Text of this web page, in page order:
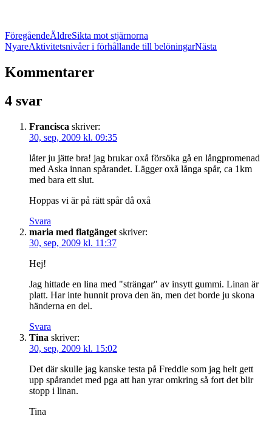
FöregåendeÄldreSikta mot stjärnorna
NyareAktivitetsnivåer i förhållande till belöningarNästa
Kommentarer
4 svar
Francisca skriver:
30, sep, 2009 kl. 09:35
låter ju jätte bra! jag brukar oxå försöka gå en långpromenad
med Aska innan spårandet. Lägger oxå långa spår, ca 1km
med bara ett slut.
Hoppas vi är på rätt spår då oxå
Svara
maria med flatgänget skriver:
30, sep, 2009 kl. 11:37
Hej!
Jag hittade en lina med "strängar" av insytt gummi. Linan är
platt. Har inte hunnit prova den än, men det borde ju skona
händerna en del.
Svara
Tina skriver:
30, sep, 2009 kl. 15:02
Det där skulle jag kanske testa på Freddie som jag helt gett
upp spårandet med pga att han yrar omkring så fort det blir
stopp i linan.
Tina